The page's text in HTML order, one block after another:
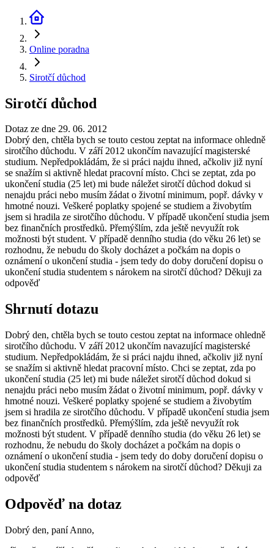
Online poradna
Sirotčí důchod
Sirotčí důchod
Dotaz ze dne 29. 06. 2012
Dobrý den, chtěla bych se touto cestou zeptat na informace ohledně
sirotčího důchodu. V září 2012 ukončím navazující magisterské
studium. Nepředpokládám, že si práci najdu ihned, ačkoliv již nyní
se snažím si aktivně hledat pracovní místo. Chci se zeptat, zda po
ukončení studia (25 let) mi bude náležet sirotčí důchod dokud si
nenajdu práci nebo musím žádat o životní minimum, popř. dávky v
hmotné nouzi. Veškeré poplatky spojené se studiem a živobytím
jsem si hradila ze sirotčího důchodu. V případě ukončení studia jsem
bez finančních prostředků. Přemýšlím, zda ještě nevyužít rok
možnosti být student. V případě denního studia (do věku 26 let) se
rozhodnu, že nebudu do školy docházet a počkám na dopis o
oznámení o ukončení studia - jsem tedy do doby doručení dopisu o
ukončení studia studentem s nárokem na sirotčí důchod? Děkuji za
odpověď
Shrnutí dotazu
Dobrý den, chtěla bych se touto cestou zeptat na informace ohledně
sirotčího důchodu. V září 2012 ukončím navazující magisterské
studium. Nepředpokládám, že si práci najdu ihned, ačkoliv již nyní
se snažím si aktivně hledat pracovní místo. Chci se zeptat, zda po
ukončení studia (25 let) mi bude náležet sirotčí důchod dokud si
nenajdu práci nebo musím žádat o životní minimum, popř. dávky v
hmotné nouzi. Veškeré poplatky spojené se studiem a živobytím
jsem si hradila ze sirotčího důchodu. V případě ukončení studia jsem
bez finančních prostředků. Přemýšlím, zda ještě nevyužít rok
možnosti být student. V případě denního studia (do věku 26 let) se
rozhodnu, že nebudu do školy docházet a počkám na dopis o
oznámení o ukončení studia - jsem tedy do doby doručení dopisu o
ukončení studia studentem s nárokem na sirotčí důchod? Děkuji za
odpověď
Odpověď na dotaz
Dobrý den, paní Anno,